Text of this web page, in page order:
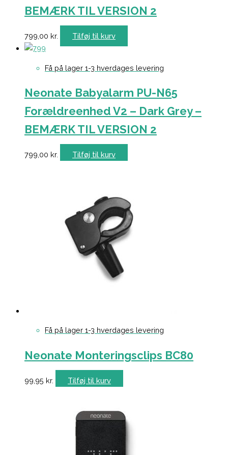
BEMÆRK TIL VERSION 2
799,00 kr. Tilføj til kurv
Få på lager 1-3 hverdages levering
Neonate Babyalarm PU-N65
Forældreenhed V2 – Dark Grey –
BEMÆRK TIL VERSION 2
799,00 kr. Tilføj til kurv
Få på lager 1-3 hverdages levering
Neonate Monteringsclips BC80
99,95 kr. Tilføj til kurv